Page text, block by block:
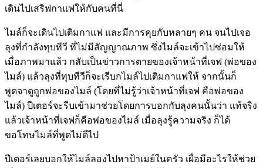
เดินไปเสริฟกาแฟให้กับคนที่นี่
ไมล์ก็จะเดินไปเติมกาแฟ และมีการคุยกับหลายๆ คน จนไปเจอ
ลุงที่กำลังทุบทีวี ที่ไม่มีสัญญาณภาพ ซึ่งไมล์จะเข้าไปซ่อมให้
เมื่อภาพมาแล้ว กลับเป็นข่าวการตายของเจ้าหน้าที่เจฟ (พ่อของ
ไมล์) แล้วลุงที่ทุบทีวีก็จะเรีบกไมล์ไปเติมกาแฟให้ จากนั้นก็
พูดจาดูถูกพ่อของไมล์ (โดยที่ไม่รู้ว่าเจ้าหน้าที่เจฟ คือพ่อของ
ไมล์) ปีเตอร์จะรีบเข้ามาช่วยโดยการบอกกับลุงคนนั้นว่า แท้จริง
แล้วเจ้าหน้าที่เจฟก็คือพ่อของไมล์ เมื่อลุงรู้ความจริง ก็ได้
ขอโทษไมล์ที่พูดไม่ดีไป
ปีเตอร์เลยบอกให้ไมล์ลองไปหาป้าเมย์ในครัว เผื่อมีอะไรให้ช่วย